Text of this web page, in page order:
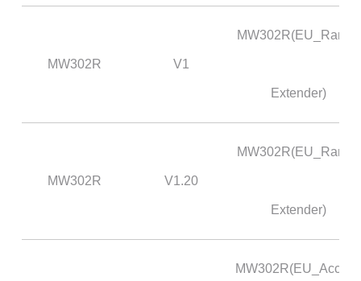
MW302R V1
MW302R(EU_Range
Extender)
MW302R V1.20
MW302R(EU_Range
Extender)
MW302R(EU_Access